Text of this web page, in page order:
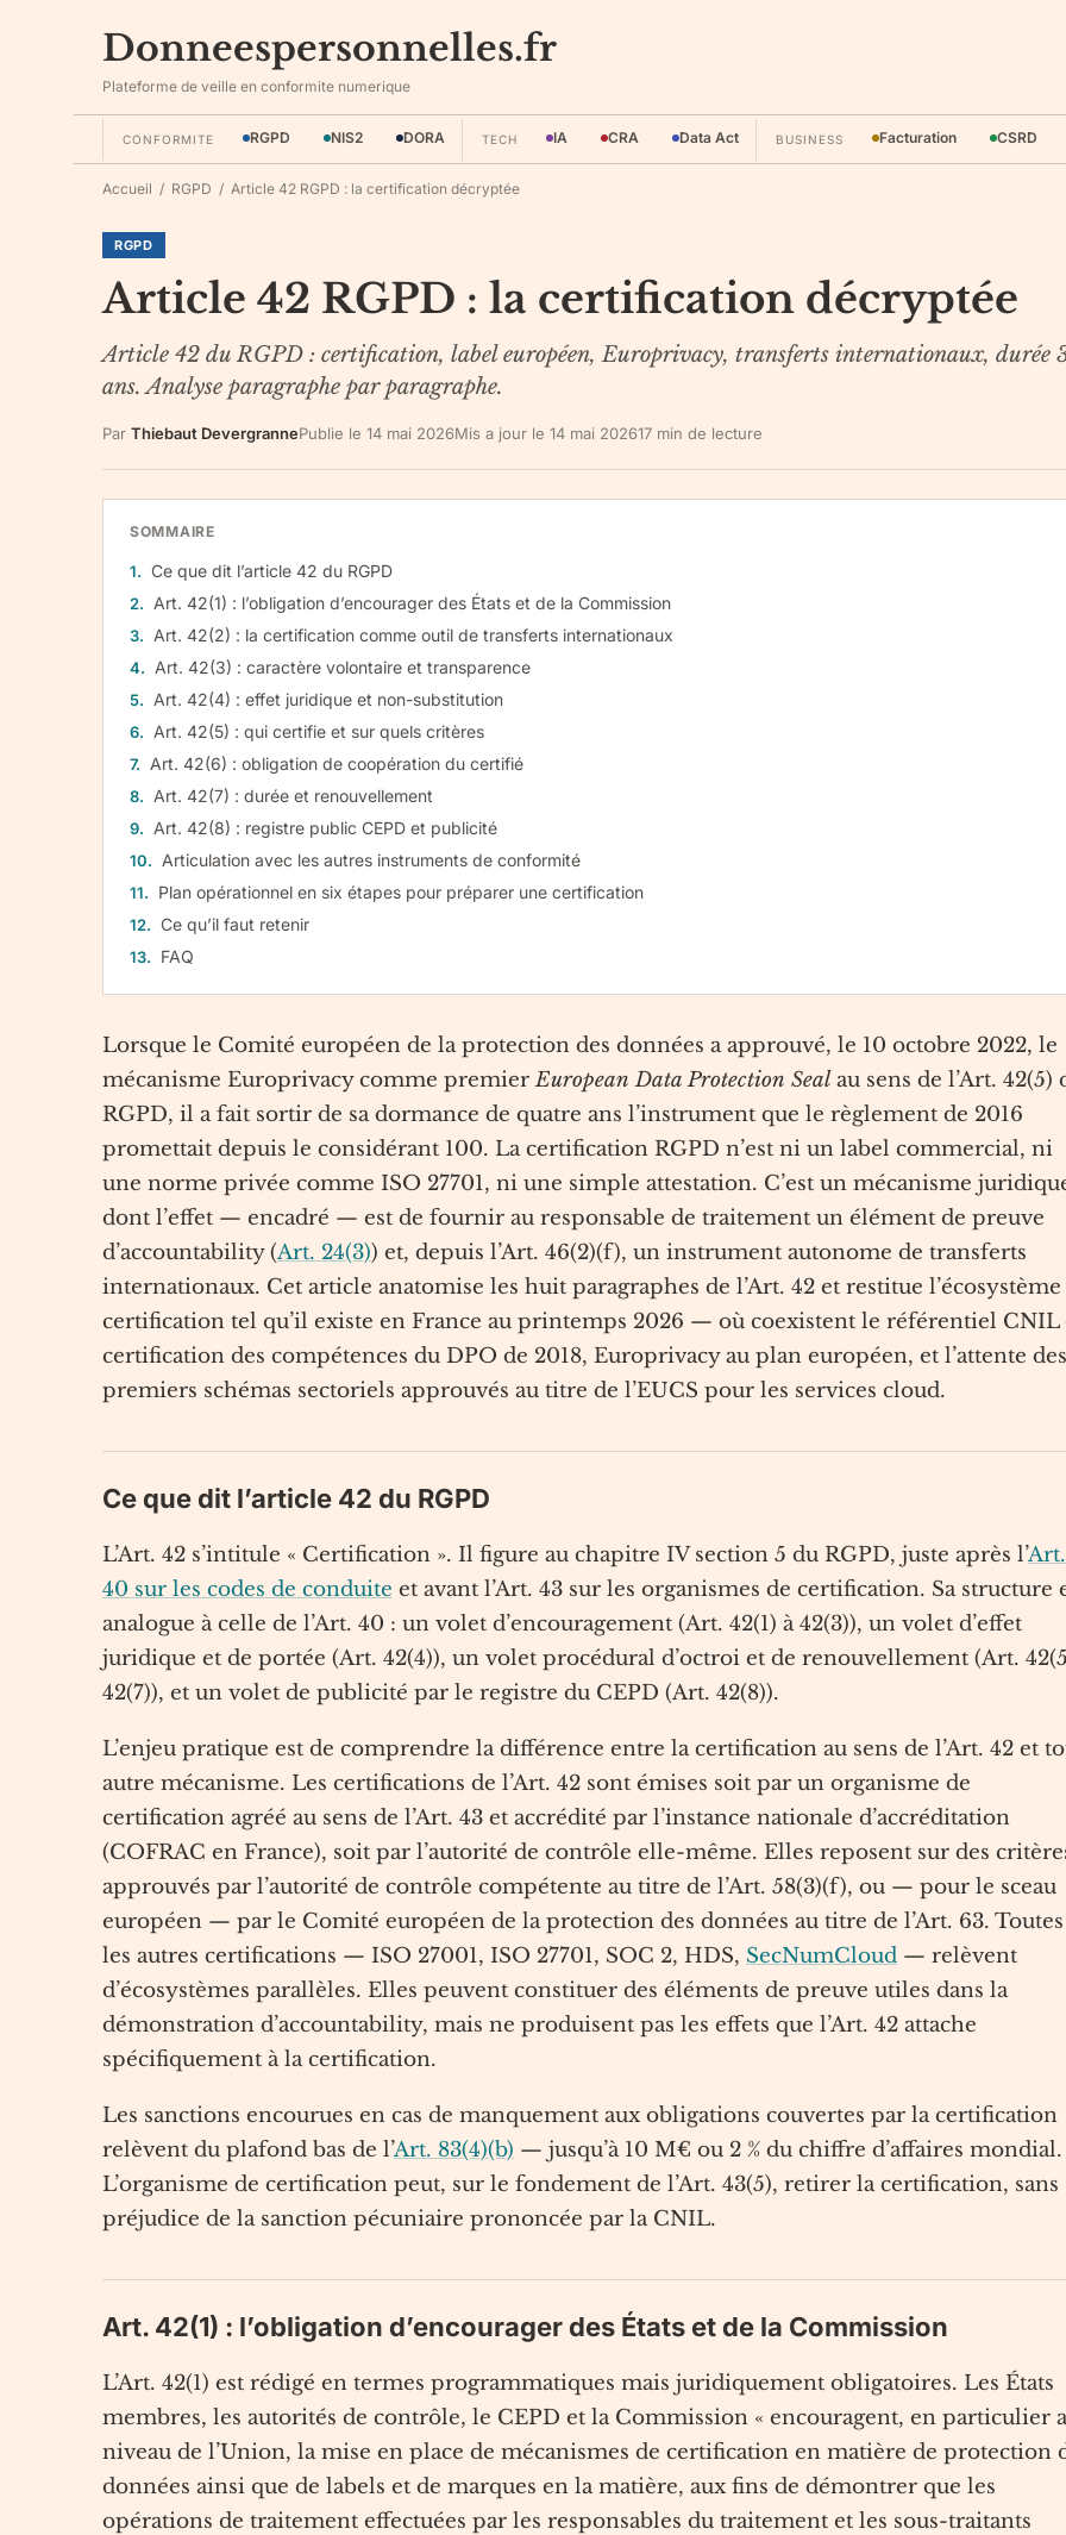
Donneespersonnelles.fr
Plateforme de veille en conformite numerique
CONFORMITE RGPD NIS2 DORA TECH IA CRA Data Act BUSINESS Facturation CSRD
Accueil / RGPD / Article 42 RGPD : la certification décryptée
RGPD
Article 42 RGPD : la certification décryptée
Article 42 du RGPD : certification, label européen, Europrivacy, transferts internationaux, durée
ans. Analyse paragraphe par paragraphe.
Par Thiebaut DevergrannePublie le 14 mai 2026Mis a jour le 14 mai 202617 min de lecture
SOMMAIRE
Ce que dit l’article 42 du RGPD
Art. 42(1) : l’obligation d’encourager des États et de la Commission
Art. 42(2) : la certification comme outil de transferts internationaux
Art. 42(3) : caractère volontaire et transparence
Art. 42(4) : effet juridique et non-substitution
Art. 42(5) : qui certifie et sur quels critères
Art. 42(6) : obligation de coopération du certifié
Art. 42(7) : durée et renouvellement
Art. 42(8) : registre public CEPD et publicité
Articulation avec les autres instruments de conformité
Plan opérationnel en six étapes pour préparer une certification
Ce qu’il faut retenir
FAQ
Lorsque le Comité européen de la protection des données a approuvé, le 10 octobre 2022, le
mécanisme Europrivacy comme premierEuropean Data Protection Seal au sens de l’Art. 42(5)
RGPD, il a fait sortir de sa dormance de quatre ans l’instrument que le règlement de 2016
promettait depuis le considérant 100. La certification RGPD n’est ni un label commercial, ni
une norme privée comme ISO 27701, ni une simple attestation. C’est un mécanisme
dont l’effet — encadré — est de fournir au responsable de traitement un élément de preuve
d’accountability (Art. 24(3)) et, depuis l’Art. 46(2)(f), un instrument autonome de transferts
internationaux. Cet article anatomise les huit paragraphes de l’Art. 42 et restitue l’écosystème
certification tel qu’il existe en France au printemps 2026 — où coexistent le référentiel CNIL
certification des compétences du DPO de 2018, Europrivacy au plan européen, et l’attente des
premiers schémas sectoriels approuvés au titre de l’EUCS pour les services cloud.
Ce que dit l’article 42 du RGPD
L’Art. 42 s’intitule « Certification ». Il figure au chapitre IV section 5 du RGPD, juste après l’Art.
40 sur les codes de conduite et avant l’Art. 43 sur les organismes de certification. Sa structure
analogue à celle de l’Art. 40 : un volet d’encouragement (Art. 42(1) à 42(3)), un volet d’effet
juridique et de portée (Art. 42(4)), un volet procédural d’octroi et de renouvellement (Art.
42(7)), et un volet de publicité par le registre du CEPD (Art. 42(8)).
L’enjeu pratique est de comprendre la différence entre la certification au sens de l’Art. 42 et
autre mécanisme. Les certifications de l’Art. 42 sont émises soit par un organisme de
certification agréé au sens de l’Art. 43 et accrédité par l’instance nationale d’accréditation
(COFRAC en France), soit par l’autorité de contrôle elle-même. Elles reposent sur des
approuvés par l’autorité de contrôle compétente au titre de l’Art. 58(3)(f), ou — pour le sceau
européen — par le Comité européen de la protection des données au titre de l’Art. 63. Toutes
les autres certifications — ISO 27001, ISO 27701, SOC 2, HDS, SecNumCloud — relèvent
d’écosystèmes parallèles. Elles peuvent constituer des éléments de preuve utiles dans la
démonstration d’accountability, mais ne produisent pas les effets que l’Art. 42 attache
spécifiquement à la certification.
Les sanctions encourues en cas de manquement aux obligations couvertes par la certification
relèvent du plafond bas de l’Art. 83(4)(b) — jusqu’à 10 M€ ou 2 % du chiffre d’affaires mondial.
L’organisme de certification peut, sur le fondement de l’Art. 43(5), retirer la certification, sans
préjudice de la sanction pécuniaire prononcée par la CNIL.
Art. 42(1) : l’obligation d’encourager des États et de la Commission
L’Art. 42(1) est rédigé en termes programmatiques mais juridiquement obligatoires. Les États
membres, les autorités de contrôle, le CEPD et la Commission « encouragent, en particulier
niveau de l’Union, la mise en place de mécanismes de certification en matière de protection
données ainsi que de labels et de marques en la matière, aux fins de démontrer que les
opérations de traitement effectuées par les responsables du traitement et les sous-traitants